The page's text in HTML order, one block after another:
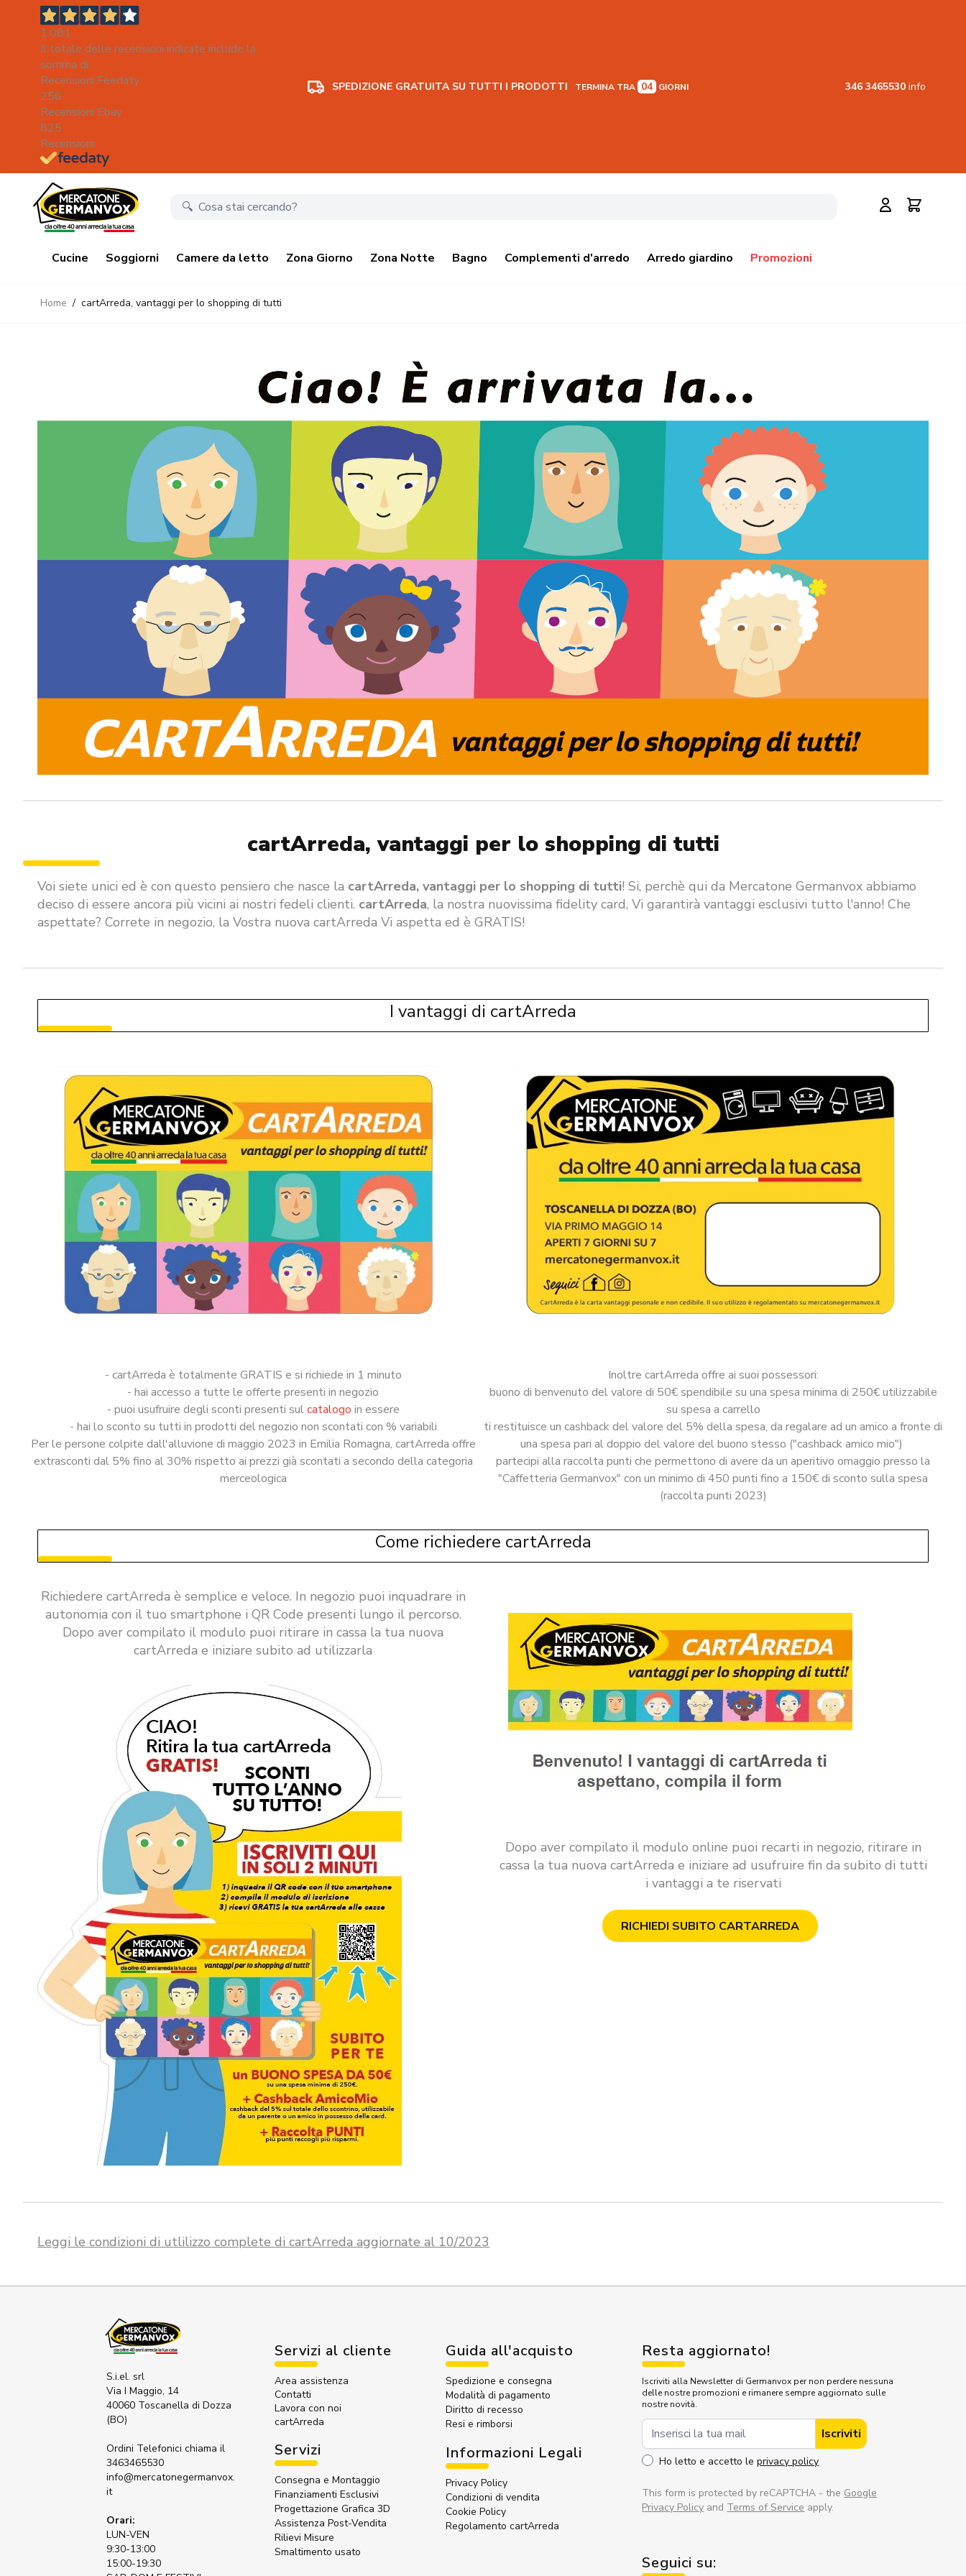
1.081
Il totale delle recensioni indicate include la
somma di:
Recensioni Feedaty
256
Recensioni Ebay
825
Recensioni
SPEDIZIONE GRATUITA SU TUTTI I PRODOTTI TERMINA TRA 04 GIORNI 346 3465530 info
Salta al contenuto
Carrello
Cucine Soggiorni Camere da letto Zona Giorno Zona Notte Bagno Complementi d'arredo Arredo giardino Promozioni
Home / cartArreda, vantaggi per lo shopping di tutti
cartArreda, vantaggi per lo shopping di tutti
Voi siete unici ed è con questo pensiero che nasce la cartArreda, vantaggi per lo shopping di tutti! Si, perchè qui da Mercatone Germanvox abbiamo
deciso di essere ancora più vicini ai nostri fedeli clienti. cartArreda, la nostra nuovissima fidelity card, Vi garantirà vantaggi esclusivi tutto l'anno! Che
aspettate? Correte in negozio, la Vostra nuova cartArreda Vi aspetta ed è GRATIS!
I vantaggi di cartArreda
- cartArreda è totalmente GRATIS e si richiede in 1 minuto
- hai accesso a tutte le offerte presenti in negozio
- puoi usufruire degli sconti presenti sulcatalogo in essere
- hai lo sconto su tutti in prodotti del negozio non scontati con % variabili
Per le persone colpite dall'alluvione di maggio 2023 in Emilia Romagna, cartArreda offre
extrasconti dal 5% fino al 30% rispetto ai prezzi già scontati a secondo della categoria
merceologica
Inoltre cartArreda offre ai suoi possessori:
buono di benvenuto del valore di 50€ spendibile su una spesa minima di 250€ utilizzabile
su spesa a carrello
ti restituisce un cashback del valore del 5% della spesa, da regalare ad un amico a fronte di
una spesa pari al doppio del valore del buono stesso ("cashback amico mio")
partecipi alla raccolta punti che permettono di avere da un aperitivo omaggio presso la
"Caffetteria Germanvox" con un minimo di 450 punti fino a 150€ di sconto sulla spesa
(raccolta punti 2023)
Come richiedere cartArreda
Richiedere cartArreda è semplice e veloce. In negozio puoi inquadrare in
autonomia con il tuo smartphone i QR Code presenti lungo il percorso.
Dopo aver compilato il modulo puoi ritirare in cassa la tua nuova
cartArreda e iniziare subito ad utilizzarla
Dopo aver compilato il modulo online puoi recarti in negozio, ritirare in
cassa la tua nuova cartArreda e iniziare ad usufruire fin da subito di tutti
i vantaggi a te riservati
RICHIEDI SUBITO CARTARREDA
Leggi le condizioni di utlilizzo complete di cartArreda aggiornate al 10/2023
S.i.el. srl
Via I Maggio, 14
40060 Toscanella di Dozza
(BO)
Ordini Telefonici chiama il
3463465530
info@mercatonegermanvox.
it
Orari:
LUN-VEN
9:30-13:00
15:00-19:30
Servizi al cliente
Area assistenza
Contatti
Lavora con noi
cartArreda
Servizi
Consegna e Montaggio
Finanziamenti Esclusivi
Progettazione Grafica 3D
Assistenza Post-Vendita
Rilievi Misure
Smaltimento usato
Guida all'acquisto
Spedizione e consegna
Modalità di pagamento
Diritto di recesso
Resi e rimborsi
Informazioni Legali
Privacy Policy
Condizioni di vendita
Cookie Policy
Regolamento cartArreda
Resta aggiornato!
Iscriviti alla Newsletter di Germanvox per non perdere nessuna
delle nostre promozioni e rimanere sempre aggiornato sulle
nostre novità.
Indirizzo Email Iscriviti
Ho letto e accetto leprivacy policy
This form is protected by reCAPTCHA - the Google
Privacy Policy and Terms of Service apply.
Seguici su: